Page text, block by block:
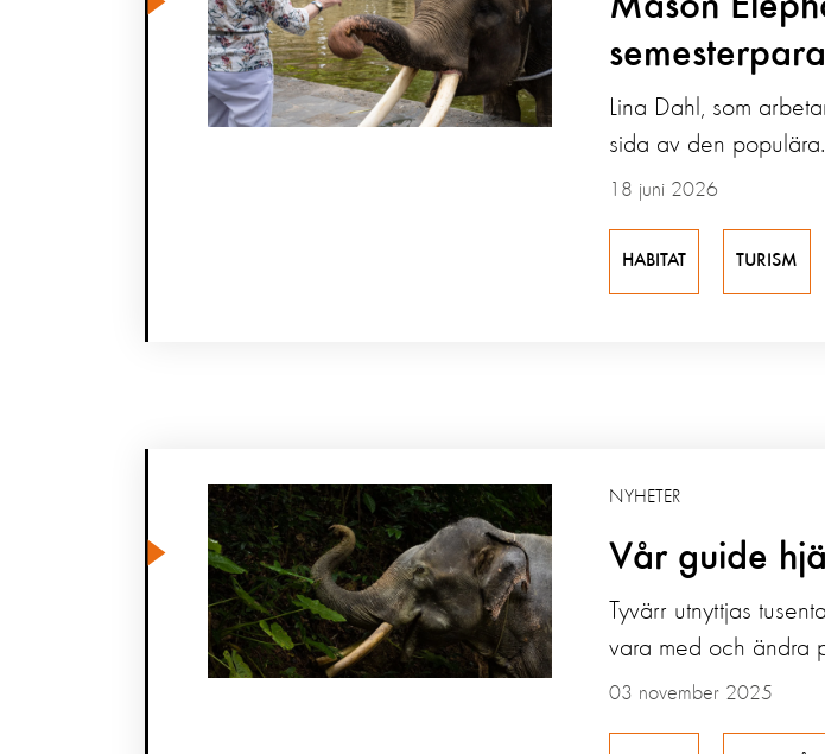
18 juni 2026
Lina Dahl, som
sida av den
HABITAT TURISM
Vår guide
NYHETER
03 november 2025
Tyvärr utnyttjas
vara med och ändra